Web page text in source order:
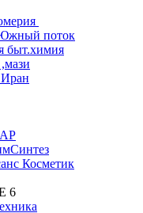
поток
быт.химия
Косметик
6